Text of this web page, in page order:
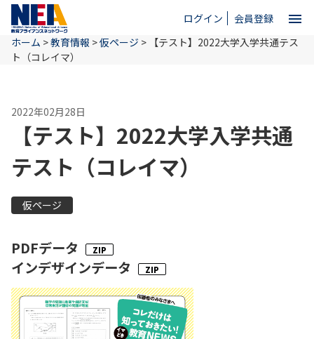
ログイン 会員登録 menu
ホーム
NEAとは
教育情報
お問い合わせ
ホーム >教育情報 >仮ページ > 【テスト】2022大学入学共通テス
ト（コレイマ）
2022年02月28日
【テスト】2022大学入学共通
テスト（コレイマ）
仮ページ
PDFデータ
インデザインデータ